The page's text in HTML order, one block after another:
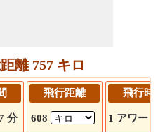
離 757 キロ
分
飛行距離
608
飛行時間
1 アワー 15